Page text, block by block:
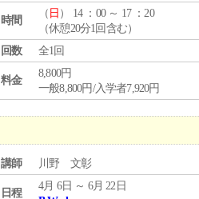
時間
（ 日 ） 14 ：00 ～ 17 ：20
（休憩20分1回含む）
回数
全1回
料金
8,800円
一般8,800円/入学者7,920円
講師 川野 文彰
日程
4月 6日 ～ 6月 22日